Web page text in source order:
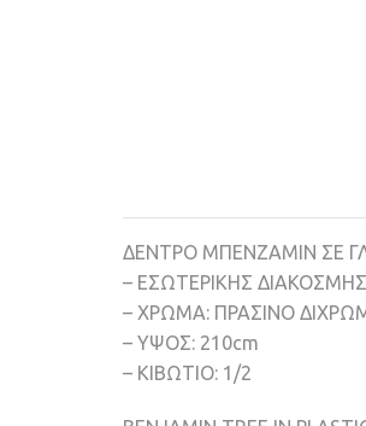
ΔΕΝΤΡΟ ΜΠΕΝΖΑΜΙΝ ΣΕ
– ΕΣΩΤΕΡΙΚΗΣ
– ΧΡΩΜΑ: ΠΡΑΣΙΝΟ
– ΥΨΟΣ: 210cm
– ΚΙΒΩΤΙΟ: 1/2